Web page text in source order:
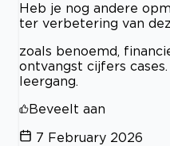
Heb je nog andere
ter verbetering van
zoals benoemd,
ontvangst cijfers
leergang.
Beveelt aan
7 February 2026